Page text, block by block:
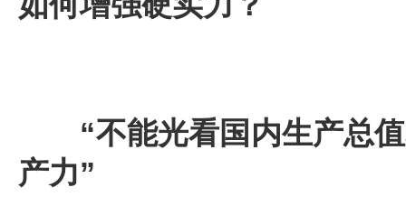
“不能光看国内生产总值
产力”